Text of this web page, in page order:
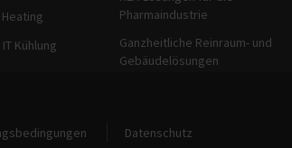
Kühlung
Pharmaindustrie
Ganzheitliche Reinraum- und
Gebäudelösungen
zur WebsiteDatenschutz